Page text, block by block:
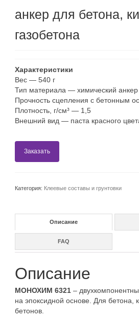
анкер для бетона,
газобетона
Характеристики
Вес — 540 г
Тип материала — химический анкер
Прочность сцепления с бетонным
Плотность, г/см³ — 1,5
Внешний вид — паста красного
Заказать
Категория: Клеевые составы и грунтовки
Описание
FAQ
Описание
МОНОХИМ 6321 –
на эпоксидной основе. Для бетона,
бетонов.